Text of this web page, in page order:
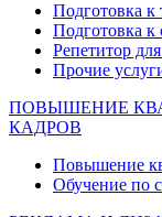
Подготовка к
Подготовка
Репетитор
Прочие
ПОВЫШЕНИЕ
КАДРОВ
Повышение
Обучение по